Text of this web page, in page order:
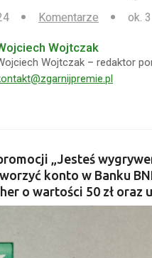
Komentarze ok.
Wojtczak
Wojtczak – redaktor
„Jesteś
konto w Banku
o wartości 50 zł oraz